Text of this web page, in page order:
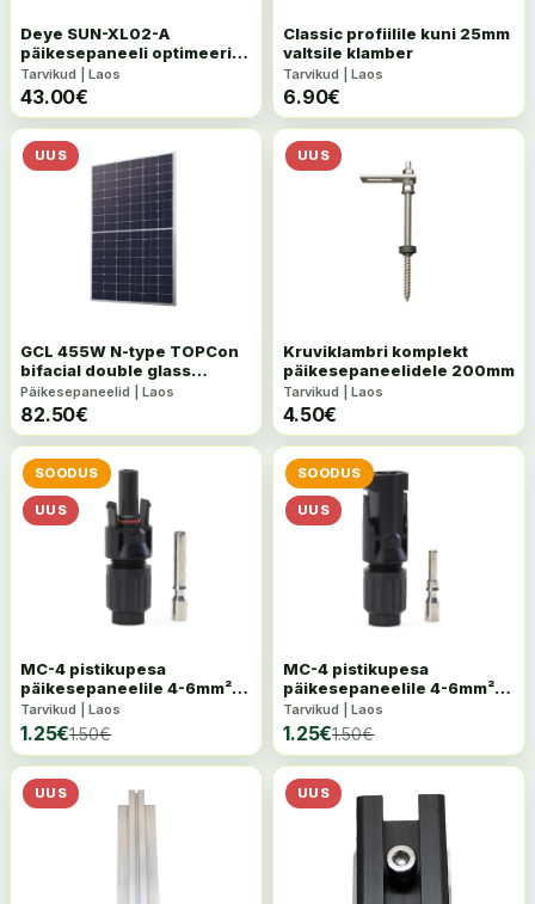
Deye SUN-XL02-A
päikesepaneeli optimeerija
(PV Module Optimizer)
Tarvikud | Laos
43.00€
Classic profiilile kuni 25mm
valtsile klamber
Tarvikud | Laos
6.90€
UUS
GCL 455W N-type TOPCon
bifacial double glass
päikesepaneel
Päikesepaneelid | Laos
82.50€
UUS
Kruviklambri komplekt
päikesepaneelidele 200mm
Tarvikud | Laos
4.50€
SOODUS
UUS
MC-4 pistikupesa
päikesepaneelile 4-6mm²
1500VDC, IP68 isane
Tarvikud | Laos
1.25€1.50€
SOODUS
UUS
MC-4 pistikupesa
päikesepaneelile 4-6mm²
1500VDC, IP68 emane
Tarvikud | Laos
1.25€1.50€
UUS UUS